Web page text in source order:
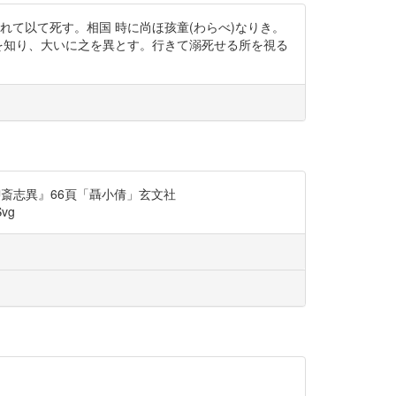
以て死す。相国 時に尚ほ孩童(わらべ)なりき。
り、大いに之を異とす。行きて溺死せる所を視る
志異』66頁「聶小倩」玄文社